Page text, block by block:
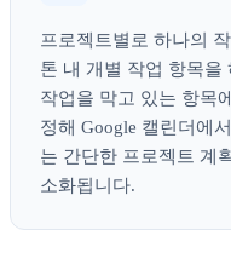
프로젝트별로 하나의
톤 내 개별 작업 항목을
작업을 막고 있는 항목
정해 Google 캘린더에
는 간단한 프로젝트 계
소화됩니다.